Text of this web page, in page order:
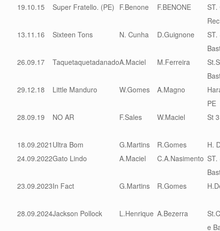
19.10.15 Super Fratello. (PE) F.Benone F.BENONE
ST.
13.11.16
Sixteen Tons N. Cunha D.Guignone
ST.
26.09.17
TaquetaquetadanadoA.Maciel M.Ferreira
29.12.18
Little Manduro W.Gomes A.Magno
PE
28.09.19
NO AR F.Sales W.Maciel St
18.09.2021 Ultra Bom G.Martins R.Gomes
H.
24.09.2022Gato Lindo A.Maciel C.A.Nasimento ST.
23.09.2023In Fact G.Martins R.Gomes
28.09.2024Jackson Pollock L.Henrique A.Bezerra
e